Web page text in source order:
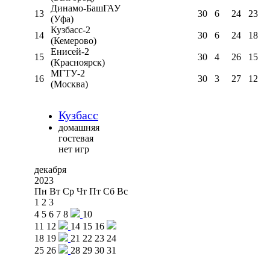
13
Динамо-БашГАУ
(Уфа)
30 6 24 23
14
Кузбасс-2
(Кемерово)
30 6 24 18
15
Енисей-2
(Красноярск)
30 4 26 15
16
МГТУ-2
(Москва)
30 3 27 12
Кузбасс
домашняя
гостевая
нет игр
декабря
2023
Пн Вт Ср Чт Пт Сб Вс
1 2 3
4 5 6 7 8
10
11 12 14 15 16
18 19 21 22 23 24
25 26 28 29 30 31